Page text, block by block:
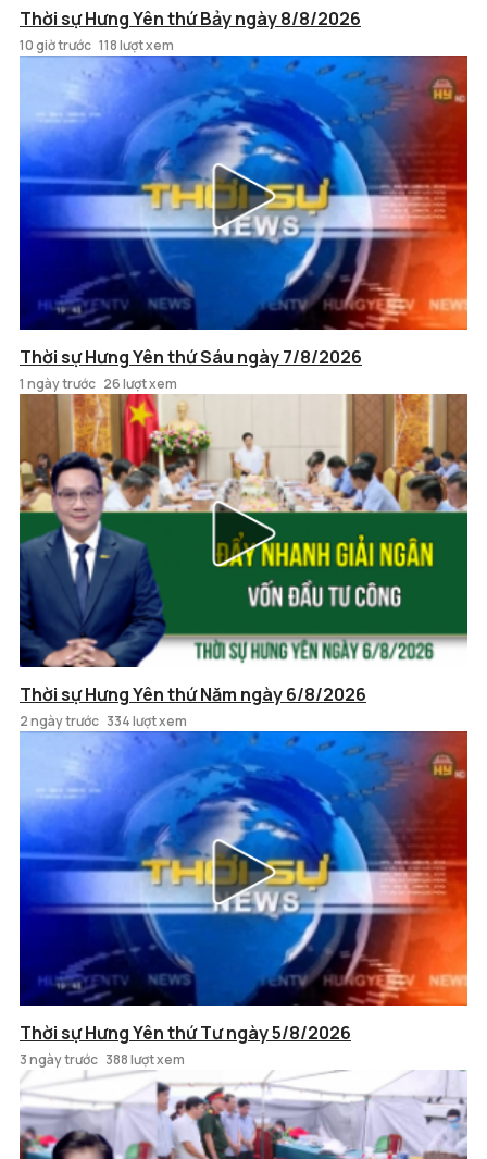
Thời sự Hưng Yên thứ Bảy ngày 8/8/2026
10 giờ trước 118 lượt xem
Thời sự Hưng Yên thứ Sáu ngày 7/8/2026
1 ngày trước 26 lượt xem
Thời sự Hưng Yên thứ Năm ngày 6/8/2026
2 ngày trước 334 lượt xem
Thời sự Hưng Yên thứ Tư ngày 5/8/2026
3 ngày trước 388 lượt xem